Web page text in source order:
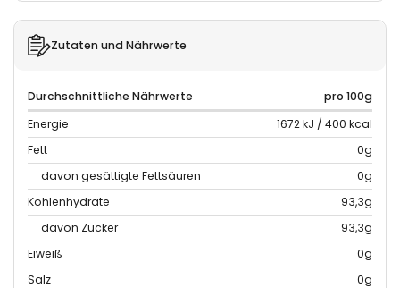
Zutaten und Nährwerte
Durchschnittliche Nährwerte
pro 100g
Energie
1672 kJ / 400 kcal
Fett
0g
davon gesättigte Fettsäuren
0g
Kohlenhydrate
93,3g
davon Zucker
93,3g
Eiweiß
0g
Salz
0g